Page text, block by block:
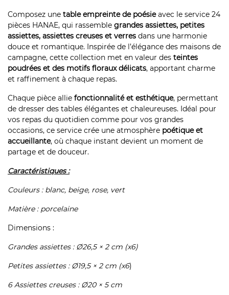
Composez une table empreinte de poésieavec le service 24
pièces HANAE, qui rassemble grandes assiettes, petites
assiettes, assiettes creuses et verres dans une harmonie
douce et romantique. Inspirée de l’élégance des maisons de
campagne, cette collection met en valeur des teintes
poudrées et des motifs floraux délicats, apportant charme
et raffinement à chaque repas.
Chaque pièce allie fonctionnalité et esthétique, permettant
de dresser des tables élégantes et chaleureuses. Idéal pour
vos repas du quotidien comme pour vos grandes
occasions, ce service crée une atmosphère poétique et
accueillante, où chaque instant devient un moment de
partage et de douceur.
Caractéristiques :
Couleurs : blanc, beige, rose, vert
Matière : porcelaine
Dimensions :
Grandes assiettes : Ø26,5 × 2 cm (x6)
Petites assiettes : Ø19,5 × 2 cm (x6)
6 Assiettes creuses : Ø20 × 5 cm